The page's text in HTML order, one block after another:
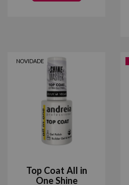
NOVIDADE
Top Coat All in
One Shine